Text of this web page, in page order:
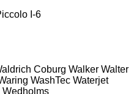
I-6
Coburg Walker Walter
WashTec Waterjet
Wedholms